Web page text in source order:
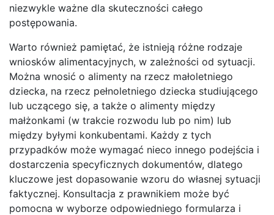
niezwykle ważne dla skuteczności całego
postępowania.
Warto również pamiętać, że istnieją różne rodzaje
wniosków alimentacyjnych, w zależności od sytuacji.
Można wnosić o alimenty na rzecz małoletniego
dziecka, na rzecz pełnoletniego dziecka studiującego
lub uczącego się, a także o alimenty między
małżonkami (w trakcie rozwodu lub po nim) lub
między byłymi konkubentami. Każdy z tych
przypadków może wymagać nieco innego podejścia i
dostarczenia specyficznych dokumentów, dlatego
kluczowe jest dopasowanie wzoru do własnej sytuacji
faktycznej. Konsultacja z prawnikiem może być
pomocna w wyborze odpowiedniego formularza i